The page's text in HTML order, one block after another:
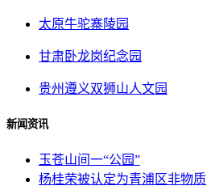
太原牛驼寨陵园
甘肃卧龙岗纪念园
贵州遵义双狮山人文园
新闻资讯
玉苍山间一“公园”
杨桂荣被认定为青浦区非物质